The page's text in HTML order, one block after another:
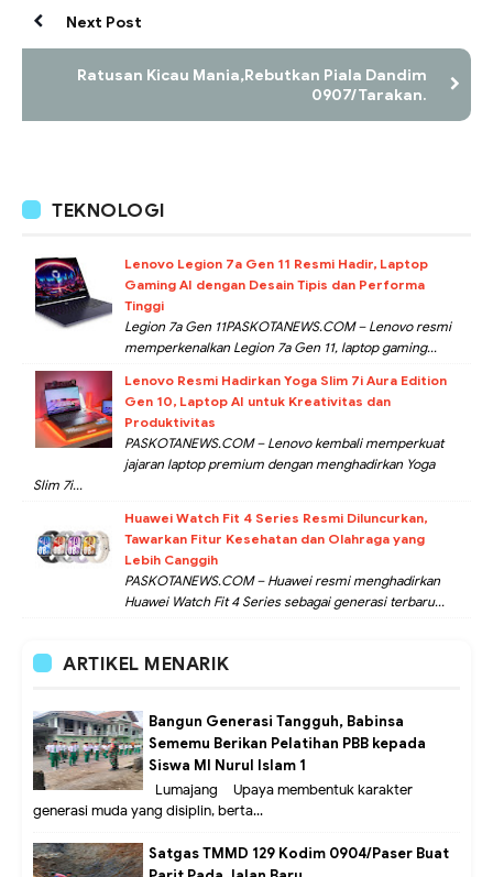
Next Post
Ratusan Kicau Mania,Rebutkan Piala Dandim
0907/Tarakan.
TEKNOLOGI
Lenovo Legion 7a Gen 11 Resmi Hadir, Laptop
Gaming AI dengan Desain Tipis dan Performa
Tinggi
Legion 7a Gen 11PASKOTANEWS.COM – Lenovo resmi
memperkenalkan Legion 7a Gen 11, laptop gaming...
Lenovo Resmi Hadirkan Yoga Slim 7i Aura Edition
Gen 10, Laptop AI untuk Kreativitas dan
Produktivitas
PASKOTANEWS.COM – Lenovo kembali memperkuat
jajaran laptop premium dengan menghadirkan Yoga
Slim 7i...
Huawei Watch Fit 4 Series Resmi Diluncurkan,
Tawarkan Fitur Kesehatan dan Olahraga yang
Lebih Canggih
PASKOTANEWS.COM – Huawei resmi menghadirkan
Huawei Watch Fit 4 Series sebagai generasi terbaru...
ARTIKEL MENARIK
Bangun Generasi Tangguh, Babinsa
Sememu Berikan Pelatihan PBB kepada
Siswa MI Nurul Islam 1
Lumajang – Upaya membentuk karakter
generasi muda yang disiplin, berta...
Satgas TMMD 129 Kodim 0904/Paser Buat